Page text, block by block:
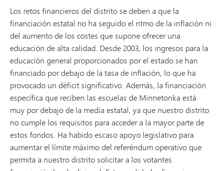
Los retos financieros del distrito se deben a que la
financiación estatal no ha seguido el ritmo de la inflación ni
del aumento de los costes que supone ofrecer una
educación de alta calidad. Desde 2003, los ingresos para la
educación general proporcionados por el estado se han
financiado por debajo de la tasa de inflación, lo que ha
provocado un déficit significativo. Además, la financiación
específica que reciben las escuelas de Minnetonka está
muy por debajo de la media estatal, ya que nuestro distrito
no cumple los requisitos para acceder a la mayor parte de
estos fondos. Ha habido escaso apoyo legislativo para
aumentar el límite máximo del referéndum operativo que
permita a nuestro distrito solicitar a los votantes